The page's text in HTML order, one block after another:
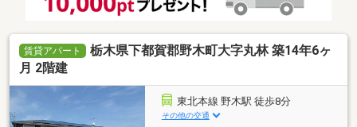
賃貸アパート
栃木県下都賀郡野木町大字丸林 築14年6ヶ
月 2階建
東北本線 野木駅 徒歩8分
その他の交通